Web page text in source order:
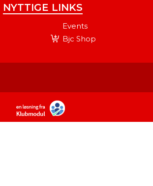
NYTTIGE LINKS
Events
Bjc Shop